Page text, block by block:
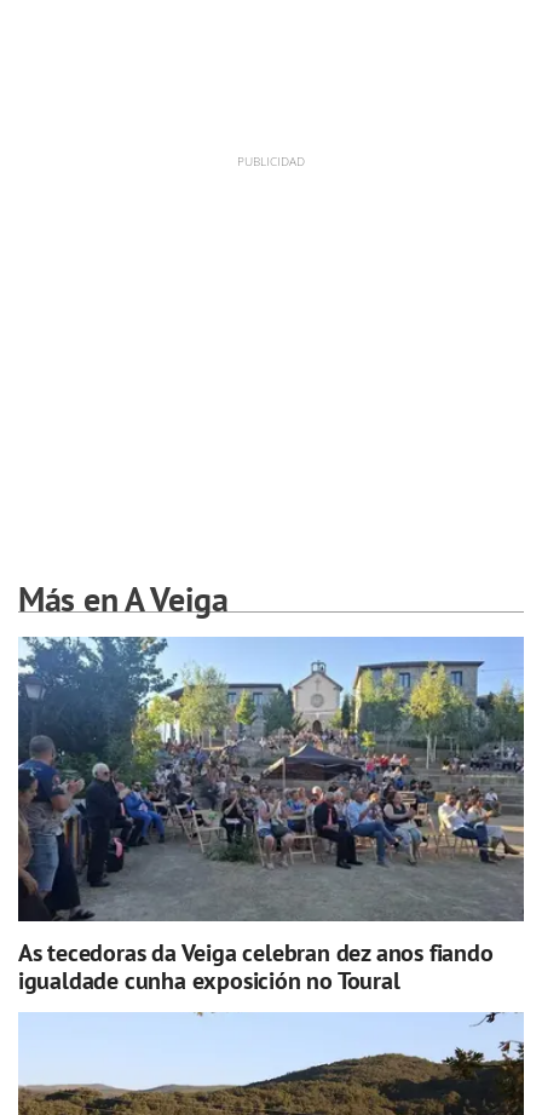
Más en A Veiga
As tecedoras da Veiga celebran dez anos fiando
igualdade cunha exposición no Toural